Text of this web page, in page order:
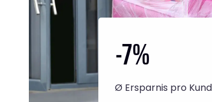
-7%
Ø Ersparnis pro